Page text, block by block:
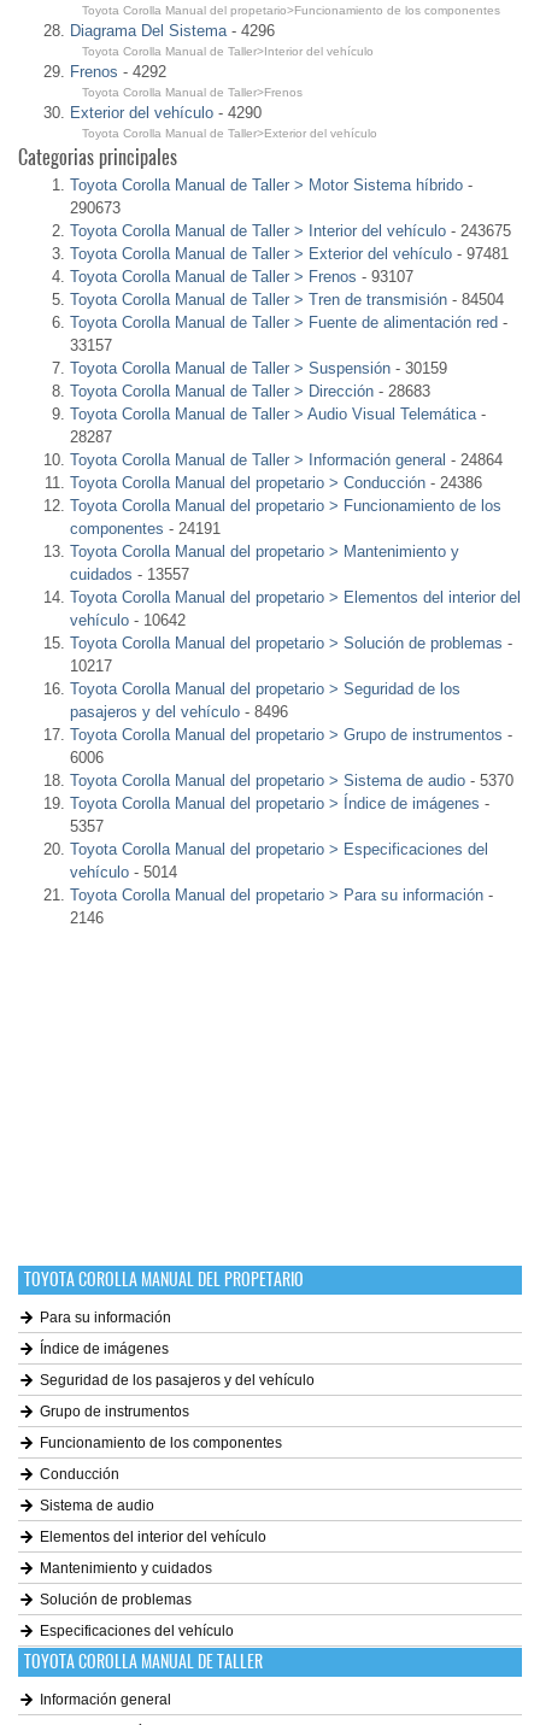
Toyota Corolla Manual del propetario>Funcionamiento de los componentes
Diagrama Del Sistema- 4296
Toyota Corolla Manual de Taller>Interior del vehículo
Frenos - 4292
Toyota Corolla Manual de Taller>Frenos
Exterior del vehículo - 4290
Toyota Corolla Manual de Taller>Exterior del vehículo
Categorias principales
Toyota Corolla Manual de Taller > Motor Sistema híbrido -
290673
Toyota Corolla Manual de Taller > Interior del vehículo - 243675
Toyota Corolla Manual de Taller > Exterior del vehículo - 97481
Toyota Corolla Manual de Taller > Frenos - 93107
Toyota Corolla Manual de Taller > Tren de transmisión - 84504
Toyota Corolla Manual de Taller > Fuente de alimentación red -
33157
Toyota Corolla Manual de Taller > Suspensión - 30159
Toyota Corolla Manual de Taller > Dirección - 28683
Toyota Corolla Manual de Taller > Audio Visual Telemática-
28287
Toyota Corolla Manual de Taller > Información general - 24864
Toyota Corolla Manual del propetario > Conducción - 24386
Toyota Corolla Manual del propetario > Funcionamiento de los
componentes - 24191
Toyota Corolla Manual del propetario > Mantenimiento y
cuidados - 13557
Toyota Corolla Manual del propetario > Elementos del interior del
vehículo - 10642
Toyota Corolla Manual del propetario > Solución de problemas -
10217
Toyota Corolla Manual del propetario > Seguridad de los
pasajeros y del vehículo - 8496
Toyota Corolla Manual del propetario > Grupo de instrumentos -
6006
Toyota Corolla Manual del propetario > Sistema de audio - 5370
Toyota Corolla Manual del propetario > Índice de imágenes -
5357
Toyota Corolla Manual del propetario > Especificaciones del
vehículo - 5014
Toyota Corolla Manual del propetario > Para su información -
2146
TOYOTA COROLLA MANUAL DEL PROPETARIO
Para su información
Índice de imágenes
Seguridad de los pasajeros y del vehículo
Grupo de instrumentos
Funcionamiento de los componentes
Conducción
Sistema de audio
Elementos del interior del vehículo
Mantenimiento y cuidados
Solución de problemas
Especificaciones del vehículo
TOYOTA COROLLA MANUAL DE TALLER
Información general